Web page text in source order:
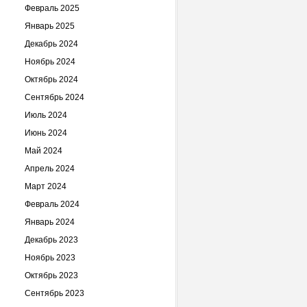
Февраль 2025
Январь 2025
Декабрь 2024
Ноябрь 2024
Октябрь 2024
Сентябрь 2024
Июль 2024
Июнь 2024
Май 2024
Апрель 2024
Март 2024
Февраль 2024
Январь 2024
Декабрь 2023
Ноябрь 2023
Октябрь 2023
Сентябрь 2023